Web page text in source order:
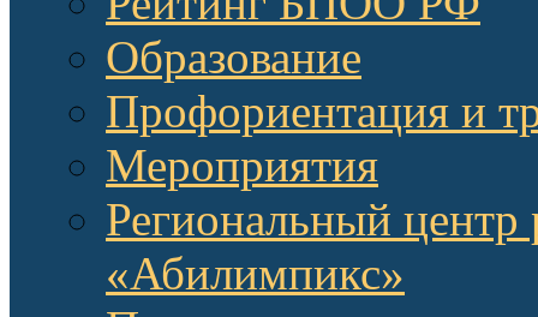
Образование
Профориентация и
Мероприятия
Региональный центр
«Абилимпикс»